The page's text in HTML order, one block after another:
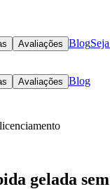
Avaliações Blog
Avaliações Blog
gelada